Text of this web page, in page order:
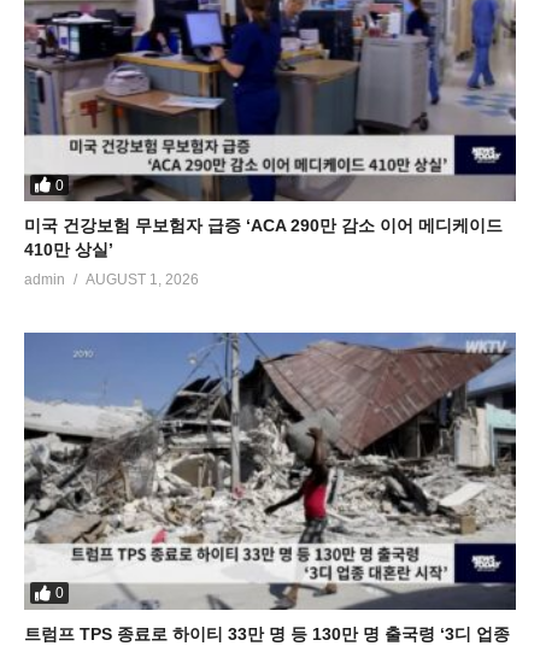
0
미국 건강보험 무보험자 급증 ‘ACA 290만 감소 이어 메디케이드
410만 상실’
admin AUGUST 1, 2026
0
트럼프 TPS 종료로 하이티 33만 명 등 130만 명 출국령 ‘3디 업종